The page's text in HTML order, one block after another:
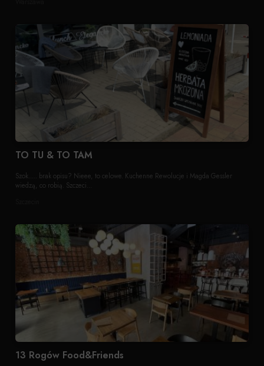
TO TU & TO TAM
Szok..... brak opisu? Nieee, to celowe. Kuchenne Rewolucje i Magda Gessler
wiedzą, co robią. Szczeci...
13 Rogów Food&Friends